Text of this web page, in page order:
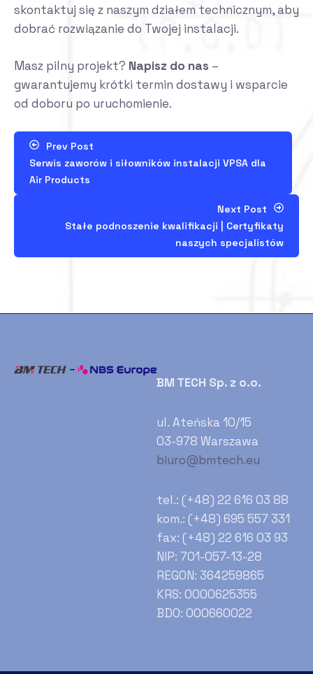
skontaktuj się z naszym działem technicznym, aby
dobrać rozwiązanie do Twojej instalacji.
Masz pilny projekt? Napisz do nas –
gwarantujemy krótki termin dostawy i wsparcie
od doboru po uruchomienie.
Prev Post
Serwis zaworów i siłowników instalacji VPSA dla
Air Products
Next Post
Stałe podnoszenie kwalifikacji | Certyfikaty
naszych specjalistów
BM TECH Sp. z o.o.
ul. Ateńska 10/15
03-978 Warszawa
biuro@bmtech.eu
tel.: (+48) 22 616 03 88
kom.: (+48) 695 557 331
fax: (+48) 22 616 03 93
NIP: 701-057-13-28
REGON: 364259865
KRS: 0000625355
BDO: 000660022